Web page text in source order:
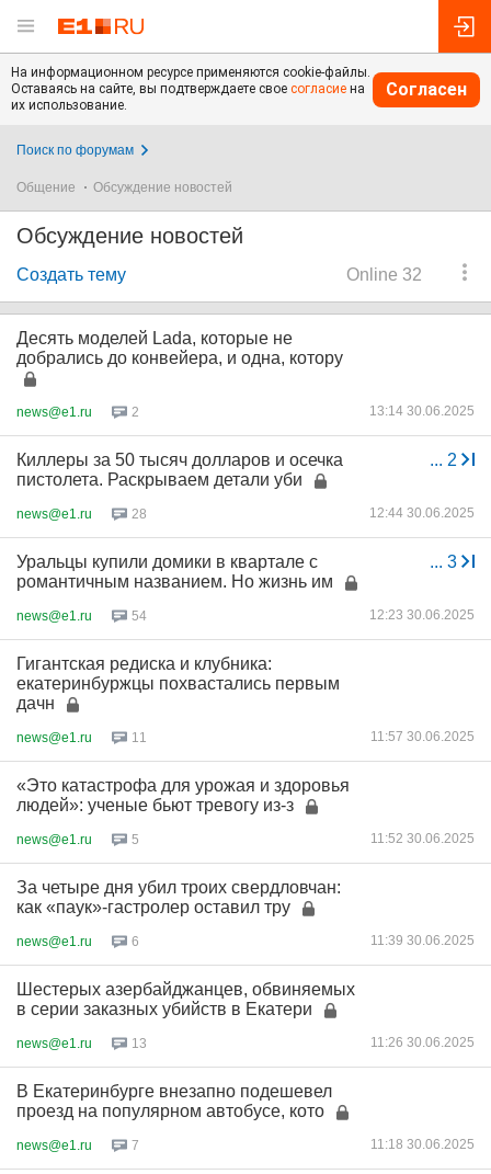
На информационном ресурсе применяются cookie-файлы.
Оставаясь на сайте, вы подтверждаете свое согласие на
их использование.
Согласен
Поиск по форумам
Общение Обсуждение новостей
Обсуждение новостей
Online 32
Создать тему
Десять моделей Lada, которые не
добрались до конвейера, и одна, котору
news@e1.ru 2 13:14 30.06.2025
... 2
Киллеры за 50 тысяч долларов и осечка
пистолета. Раскрываем детали уби
news@e1.ru 28 12:44 30.06.2025
... 3
Уральцы купили домики в квартале с
романтичным названием. Но жизнь им
news@e1.ru 54 12:23 30.06.2025
Гигантская редиска и клубника:
екатеринбуржцы похвастались первым
дачн
news@e1.ru 11 11:57 30.06.2025
«Это катастрофа для урожая и здоровья
людей»: ученые бьют тревогу из-з
news@e1.ru 5 11:52 30.06.2025
За четыре дня убил троих свердловчан:
как «паук»-гастролер оставил тру
news@e1.ru 6 11:39 30.06.2025
Шестерых азербайджанцев, обвиняемых
в серии заказных убийств в Екатери
news@e1.ru 13 11:26 30.06.2025
В Екатеринбурге внезапно подешевел
проезд на популярном автобусе, кото
news@e1.ru 7 11:18 30.06.2025